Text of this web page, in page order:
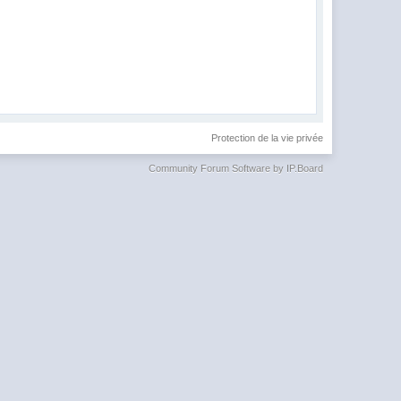
Protection de la vie privée
Community Forum Software by IP.Board